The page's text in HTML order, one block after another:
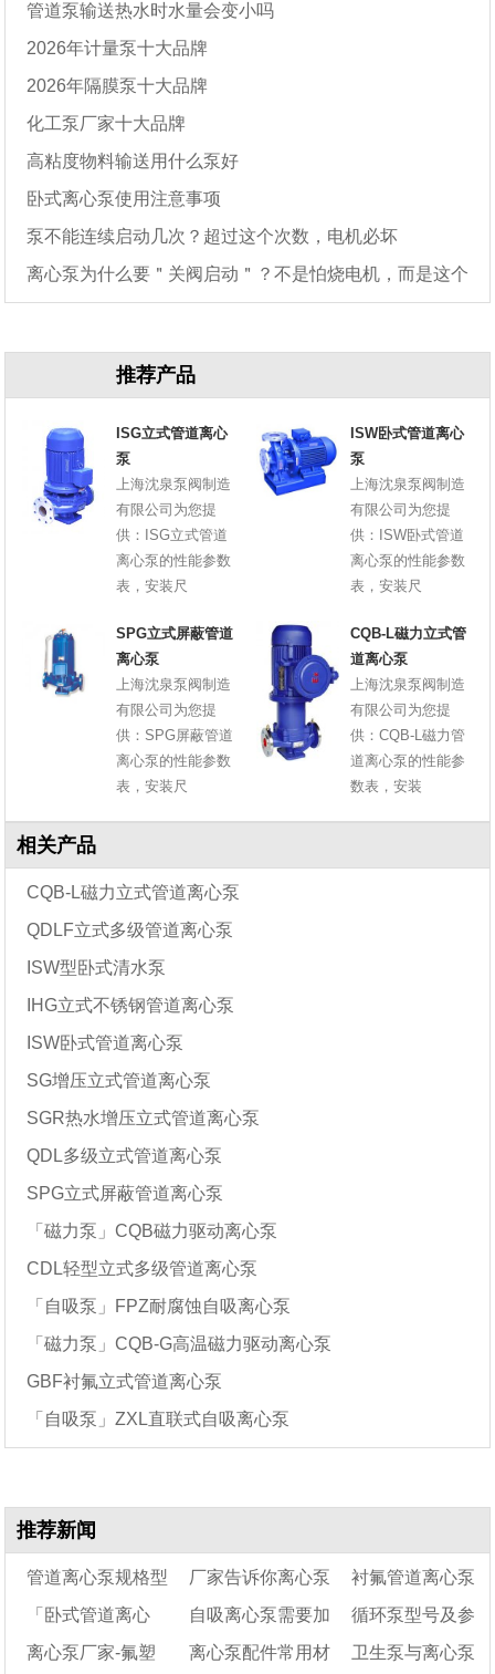
管道泵输送热水时水量会变小吗
2026年计量泵十大品牌
2026年隔膜泵十大品牌
化工泵厂家十大品牌
高粘度物料输送用什么泵好
卧式离心泵使用注意事项
泵不能连续启动几次？超过这个次数，电机必坏
离心泵为什么要＂关阀启动＂？不是怕烧电机，而是这个
推荐产品
ISG立式管道离心
泵
上海沈泉泵阀制造
有限公司为您提
供：ISG立式管道
离心泵的性能参数
表，安装尺
ISW卧式管道离心
泵
上海沈泉泵阀制造
有限公司为您提
供：ISW卧式管道
离心泵的性能参数
表，安装尺
SPG立式屏蔽管道
离心泵
上海沈泉泵阀制造
有限公司为您提
供：SPG屏蔽管道
离心泵的性能参数
表，安装尺
CQB-L磁力立式管
道离心泵
上海沈泉泵阀制造
有限公司为您提
供：CQB-L磁力管
道离心泵的性能参
数表，安装
相关产品
CQB-L磁力立式管道离心泵
QDLF立式多级管道离心泵
ISW型卧式清水泵
IHG立式不锈钢管道离心泵
ISW卧式管道离心泵
SG增压立式管道离心泵
SGR热水增压立式管道离心泵
QDL多级立式管道离心泵
SPG立式屏蔽管道离心泵
「磁力泵」CQB磁力驱动离心泵
CDL轻型立式多级管道离心泵
「自吸泵」FPZ耐腐蚀自吸离心泵
「磁力泵」CQB-G高温磁力驱动离心泵
GBF衬氟立式管道离心泵
「自吸泵」ZXL直联式自吸离心泵
推荐新闻
管道离心泵规格型
号及型号意义
厂家告诉你离心泵
是如何排油的
衬氟管道离心泵
型号参数说明
「卧式管道离心
泵」管道泵各种型号
自吸离心泵需要加
水吗
循环泵型号及参
离心泵厂家-氟塑 离心泵配件常用材 卫生泵与离心泵